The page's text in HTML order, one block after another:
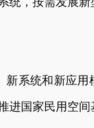
新系统和新应用
进国家民用空